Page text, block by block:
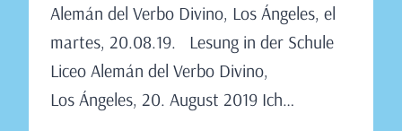
Alemán del Verbo Divino, Los Ángeles, el
martes, 20.08.19. Lesung in der Schule
Liceo Alemán del Verbo Divino,
Los Ángeles, 20. August 2019 Ich…